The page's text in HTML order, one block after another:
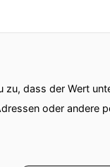
dass der Wert
oder andere